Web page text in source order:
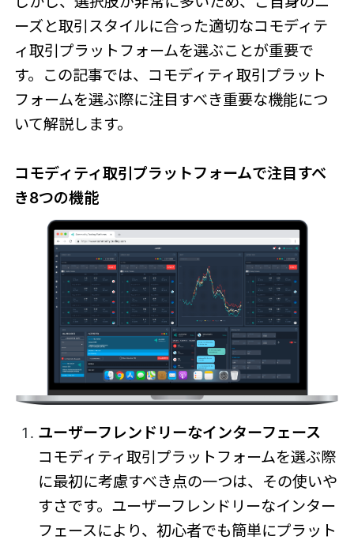
ーズと取引スタイルに合った適切なコモディテ
ィ取引プラットフォームを選ぶことが重要で
す。この記事では、コモディティ取引プラット
フォームを選ぶ際に注目すべき重要な機能につ
いて解説します。
コモディティ取引プラットフォームで注目すべ
き8つの機能
ユーザーフレンドリーなインターフェース
コモディティ取引プラットフォームを選ぶ際
に最初に考慮すべき点の一つは、その使いや
すさです。ユーザーフレンドリーなインター
フェースにより、初心者でも簡単にプラット